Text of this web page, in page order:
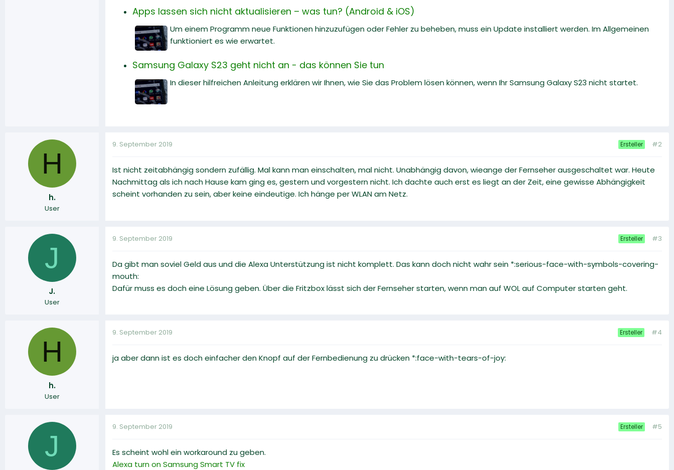
Apps lassen sich nicht aktualisieren – was tun? (Android & iOS)
Um einem Programm neue Funktionen hinzuzufügen oder Fehler zu beheben, muss ein Update installiert werden. Im Allgemeinen
funktioniert es wie erwartet.
Samsung Galaxy S23 geht nicht an - das können Sie tun
In dieser hilfreichen Anleitung erklären wir Ihnen, wie Sie das Problem lösen können, wenn Ihr Samsung Galaxy S23 nicht startet.
H
h.
User
9. September 2019 Ersteller #2
Ist nicht zeitabhängig sondern zufällig. Mal kann man einschalten, mal nicht. Unabhängig davon, wieange der Fernseher ausgeschaltet war. Heute
Nachmittag als ich nach Hause kam ging es, gestern und vorgestern nicht. Ich dachte auch erst es liegt an der Zeit, eine gewisse Abhängigkeit
scheint vorhanden zu sein, aber keine eindeutige. Ich hänge per WLAN am Netz.
J
J.
User
9. September 2019 Ersteller #3
Da gibt man soviel Geld aus und die Alexa Unterstützung ist nicht komplett. Das kann doch nicht wahr sein *:serious-face-with-symbols-covering-
mouth:
Dafür muss es doch eine Lösung geben. Über die Fritzbox lässt sich der Fernseher starten, wenn man auf WOL auf Computer starten geht.
H
h.
User
9. September 2019 Ersteller #4
ja aber dann ist es doch einfacher den Knopf auf der Fernbedienung zu drücken *:face-with-tears-of-joy:
J
9. September 2019 Ersteller #5
Es scheint wohl ein workaround zu geben.
Alexa turn on Samsung Smart TV fix